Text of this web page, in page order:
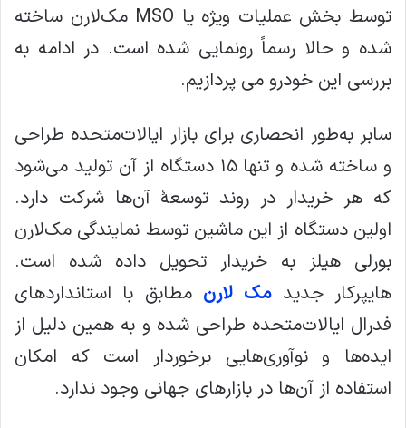
توسط بخش عملیات ویژه یا MSO مک‌لارن ساخته
شده و حالا رسماً رونمایی شده است. در ادامه به
بررسی این خودرو می پردازیم.
سابر به‌طور انحصاری برای بازار ایالات‌متحده طراحی
و ساخته شده و تنها ۱۵ دستگاه از آن تولید می‌شود
که هر خریدار در روند توسعهٔ آن‌ها شرکت دارد.
اولین دستگاه از این ماشین توسط نمایندگی مک‌لارن
بورلی هیلز به خریدار تحویل داده شده است.
هایپرکار جدیدمک‌ لارن مطابق با استانداردهای
فدرال ایالات‌متحده طراحی شده و به همین دلیل از
ایده‌ها و نوآوری‌هایی برخوردار است که امکان
استفاده از آن‌ها در بازارهای جهانی وجود ندارد.